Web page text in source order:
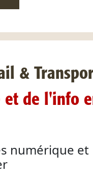
&
et de l'info
numérique et